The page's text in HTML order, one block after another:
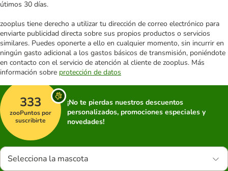
útimos 30 días.
zooplus tiene derecho a utilizar tu dirección de correo electrónico para
enviarte publicidad directa sobre sus propios productos o servicios
similares. Puedes oponerte a ello en cualquier momento, sin incurrir en
ningún gasto adicional a los gastos básicos de transmisión, poniéndote
en contacto con el servicio de atención al cliente de zooplus. Más
información sobre protección de datos
333
zooPuntos por
suscribirte
¡No te pierdas nuestros descuentos
personalizados, promociones especiales y
novedades!
Selecciona la mascota